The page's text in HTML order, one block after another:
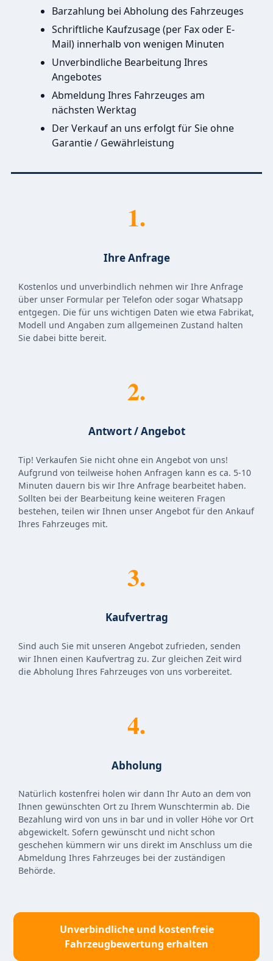
Barzahlung bei Abholung des Fahrzeuges
Schriftliche Kaufzusage (per Fax oder E-
Mail) innerhalb von wenigen Minuten
Unverbindliche Bearbeitung Ihres
Angebotes
Abmeldung Ihres Fahrzeuges am
nächsten Werktag
Der Verkauf an uns erfolgt für Sie ohne
Garantie / Gewährleistung
1.
Ihre Anfrage
Kostenlos und unverbindlich nehmen wir Ihre Anfrage
über unser Formular per Telefon oder sogar Whatsapp
entgegen. Die für uns wichtigen Daten wie etwa Fabrikat,
Modell und Angaben zum allgemeinen Zustand halten
Sie dabei bitte bereit.
2.
Antwort / Angebot
Tip! Verkaufen Sie nicht ohne ein Angebot von uns!
Aufgrund von teilweise hohen Anfragen kann es ca. 5-10
Minuten dauern bis wir Ihre Anfrage bearbeitet haben.
Sollten bei der Bearbeitung keine weiteren Fragen
bestehen, teilen wir Ihnen unser Angebot für den Ankauf
Ihres Fahrzeuges mit.
3.
Kaufvertrag
Sind auch Sie mit unseren Angebot zufrieden, senden
wir Ihnen einen Kaufvertrag zu. Zur gleichen Zeit wird
die Abholung Ihres Fahrzeuges von uns vorbereitet.
4.
Abholung
Natürlich kostenfrei holen wir dann Ihr Auto an dem von
Ihnen gewünschten Ort zu Ihrem Wunschtermin ab. Die
Bezahlung wird von uns in bar und in voller Höhe vor Ort
abgewickelt. Sofern gewünscht und nicht schon
geschehen kümmern wir uns direkt im Anschluss um die
Abmeldung Ihres Fahrzeuges bei der zuständigen
Behörde.
Unverbindliche und kostenfreie
Fahrzeugbewertung erhalten